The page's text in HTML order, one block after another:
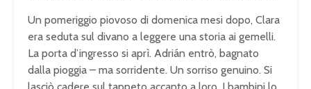
Un pomeriggio piovoso di domenica mesi dopo, Clara
era seduta sul divano a leggere una storia ai gemelli.
La porta d’ingresso si aprì. Adrián entrò, bagnato
dalla pioggia – ma sorridente. Un sorriso genuino. Si